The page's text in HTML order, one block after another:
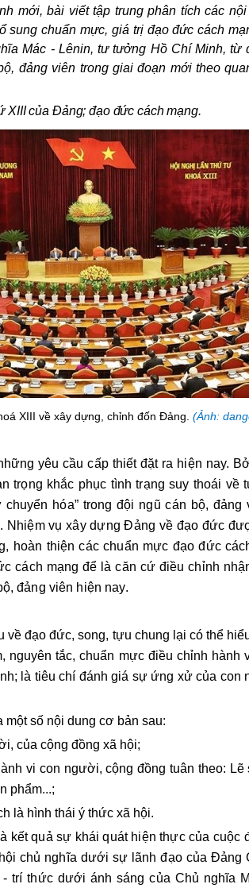
mới, bài viết tập trung phân tích các
sung chuẩn mực, giá trị đạo đức cách
Mác - Lênin, tư tưởng Hồ Chí Minh, từ
đảng viên trong giai đoạn mới theo
của Đảng; đạo đức cách mạng.
XIII về xây dựng, chỉnh đốn Đảng. (Ảnh:
yêu cầu cấp thiết đặt ra hiện nay.
trọng khắc phục tình trạng suy thoái
hóa” trong đội ngũ cán bộ,
vụ xây dựng Đảng về đạo đức
hoàn thiện các chuẩn mực đạo đức
cách mạng để là căn cứ điều chỉnh
đảng viên hiện nay.
về đạo đức, song, tựu chung lại có thể
nguyên tắc, chuẩn mực điều chỉnh
là tiêu chí đánh giá sự ứng xử của con
số nội dung cơ bản sau:
của cộng đồng xã hội;
vi con người, cộng đồng tuân theo:
phẩm...;
là hình thái ý thức xã hội.
quả sự khái quát hiện thực của cuộc
chủ nghĩa dưới sự lãnh đạo của Đảng
trí thức dưới ánh sáng của Chủ nghĩa